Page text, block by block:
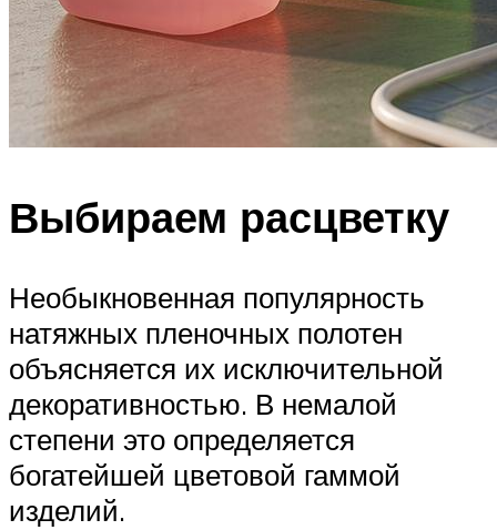
Выбираем расцветку
Необыкновенная популярность
натяжных пленочных полотен
объясняется их исключительной
декоративностью. В немалой
степени это определяется
богатейшей цветовой гаммой
изделий.